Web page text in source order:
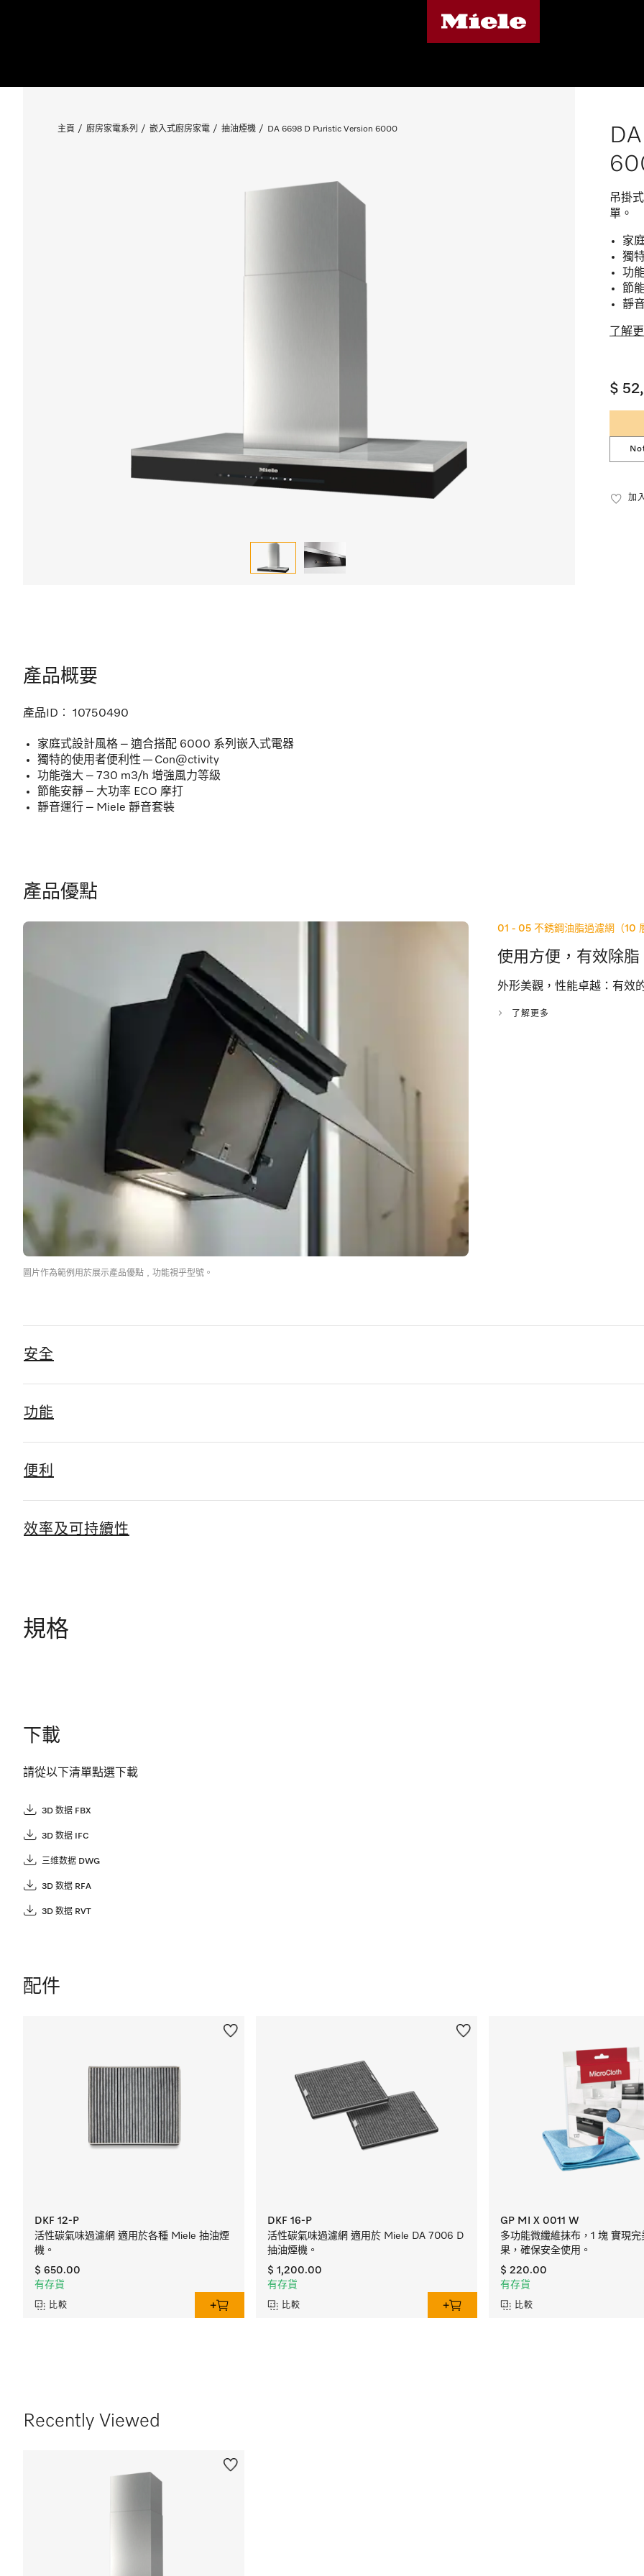
主頁 廚房家電系列 嵌入式廚房家電 抽油煙機 DA 6698 D Puristic Version 6000
吊掛
單。
家
獨
功
節
靜
了解
$
加
產品概要
產品ID︰ 10750490
家庭式設計風格 – 適合搭配 6000 系列嵌入式電器
獨特的使用者便利性 — Con@ctivity
功能強大 – 730 m3/h 增強風力等級
節能安靜 – 大功率 ECO 摩打
靜音運行 – Miele 靜音套裝
產品優點
01 - 05 不銹鋼油脂過濾網（10
使用方便，有效除脂
外形美觀，性能卓越：有效
了解更多
圖片作為範例用於展示產品優點﹐功能視乎型號。
安全
功能
便利
效率及可持續性
規格
下載
請從以下清單點選下載
3D 数据 FBX
3D 数据 IFC
三维数据 DWG
3D 数据 RFA
3D 数据 RVT
配件
DKF 12-P
活性碳氣味過濾網 適用於各種 Miele 抽油煙
機。
$ 650.00
有存貨
比較
DKF 16-P
活性碳氣味過濾網 適用於 Miele DA 7006 D
抽油煙機。
$ 1,200.00
有存貨
比較
GP MI X 0011 W
多功能微纖維抹布，1 塊 實現完
果，確保安全使用。
$ 220.00
有存貨
比較
Recently Viewed